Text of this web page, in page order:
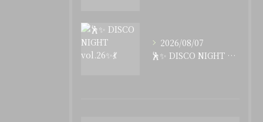
2026/08/07
🕺✨ DISCO NIGHT vol.26✨💃